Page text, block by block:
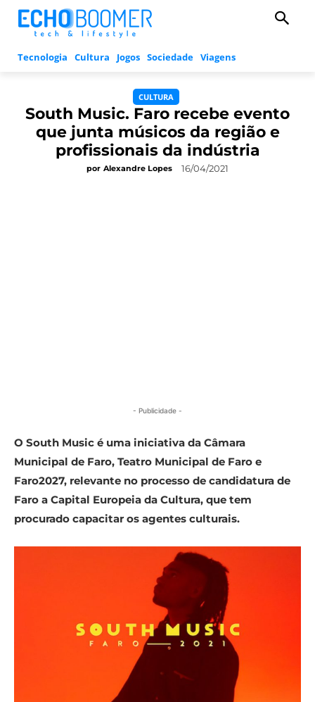
Tecnologia Cultura Jogos Sociedade Viagens
CULTURA
South Music. Faro recebe evento
que junta músicos da região e
profissionais da indústria
por Alexandre Lopes 16/04/2021
- Publicidade -
O South Music é uma iniciativa da Câmara
Municipal de Faro, Teatro Municipal de Faro e
Faro2027, relevante no processo de candidatura de
Faro a Capital Europeia da Cultura, que tem
procurado capacitar os agentes culturais.